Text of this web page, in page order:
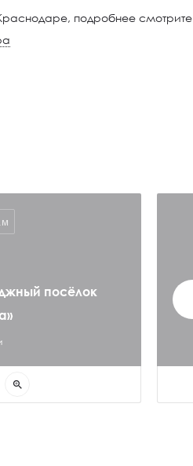
подробнее смотрите
посёлок
zoom_in